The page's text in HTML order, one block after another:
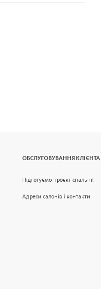
ОБСЛУГОВУВАННЯ КЛІЄНТА
Підготуємо проєкт спальні!
Адреси салонів і контакти